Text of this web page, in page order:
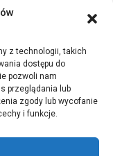
z technologii, takich
dostępu do
pozwoli nam
przeglądania lub
zgody lub wycofanie
i funkcje.
zastrzeżone |